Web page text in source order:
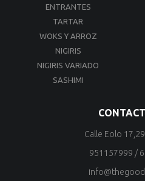
ENTRANTES
TARTAR
WOKS Y ARROZ
NIGIRIS
NIGIRIS VARIADO
SASHIMI
Calle Eolo
951157999 /